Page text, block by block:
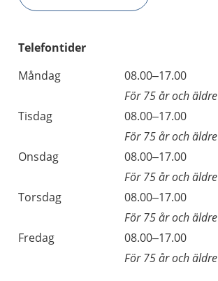
Telefontider
Måndag
08.00–17.00
För 75 år och äldre
Tisdag
08.00–17.00
För 75 år och äldre
Onsdag
08.00–17.00
För 75 år och äldre
Torsdag
08.00–17.00
För 75 år och äldre
Fredag
08.00–17.00
För 75 år och äldre